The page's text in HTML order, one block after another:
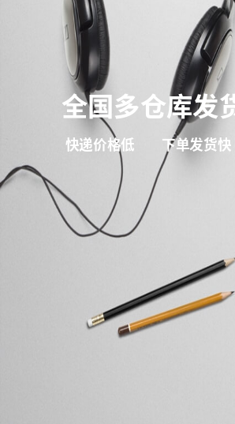
全国多仓库发
快递价格低 下单发货快